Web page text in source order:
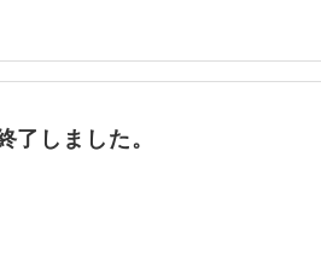
了しました。